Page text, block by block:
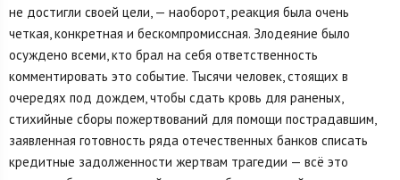
не достигли своей цели, — наоборот, реакция была очень
четкая, конкретная и бескомпромиссная. Злодеяние было
осуждено всеми, кто брал на себя ответственность
комментировать это событие. Тысячи человек, стоящих в
очередях под дождем, чтобы сдать кровь для раненых,
стихийные сборы пожертвований для помощи пострадавшим,
заявленная готовность ряда отечественных банков списать
кредитные задолженности жертвам трагедии — всё это